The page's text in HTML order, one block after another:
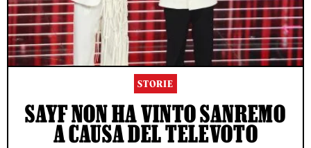
STORIE
SAYF NON HA VINTO SANREMO
A CAUSA DEL TELEVOTO